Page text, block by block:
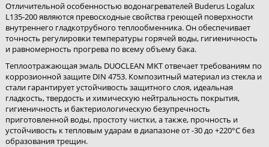
Отличительной особенностью водонагревателей Buderus Logalux
L135-200 являются превосходные свойства греющей поверхности
внутреннего гладкотрубного теплообменника. Он обеспечивает
точность регулировки температуры горячей воды, гигиеничность
и равномерность прогрева по всему объему бака.
Теплоотражающая эмаль DUOCLEAN MKT отвечает требованиям по
коррозионной защите DIN 4753. Композитный материал из стекла и
стали гарантирует устойчивость защитного слоя, идеальная
гладкость, твердость и химическую нейтральность покрытия,
гигиеничность и бактериологическую безупречность
приготовленной воды, простоту чистки, а также, прочность и
устойчивость к тепловым ударам в диапазоне от -30 до +220°C без
образования трещин.